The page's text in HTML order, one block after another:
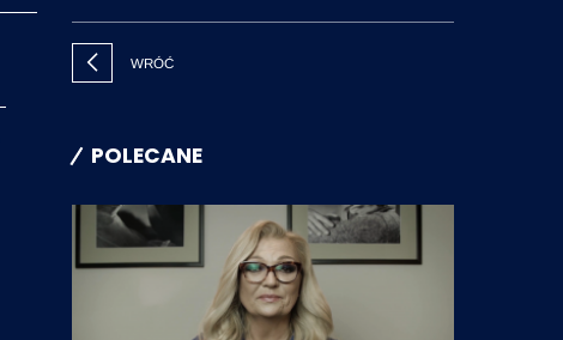
WRÓĆ
POLECANE